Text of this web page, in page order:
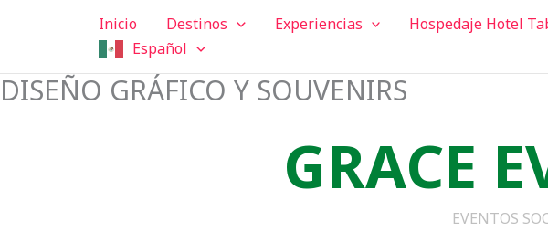
Inicio Destinos Experiencias Hospedaje Hotel
Español
DISEÑO GRÁFICO Y SOUVENIRS
GRACE
EVENTOS